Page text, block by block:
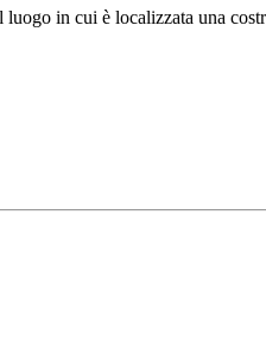
in cui è localizzata una